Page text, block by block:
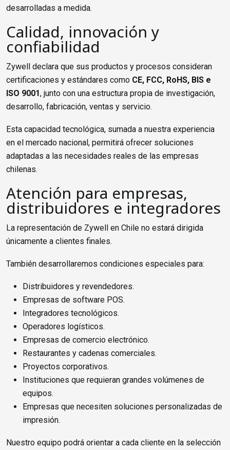
desarrolladas a medida.
Calidad, innovación y
confiabilidad
Zywell declara que sus productos y procesos consideran
certificaciones y estándares como CE, FCC, RoHS, BIS e
ISO 9001, junto con una estructura propia de investigación,
desarrollo, fabricación, ventas y servicio.
Esta capacidad tecnológica, sumada a nuestra experiencia
en el mercado nacional, permitirá ofrecer soluciones
adaptadas a las necesidades reales de las empresas
chilenas.
Atención para empresas,
distribuidores e integradores
La representación de Zywell en Chile no estará dirigida
únicamente a clientes finales.
También desarrollaremos condiciones especiales para:
Distribuidores y revendedores.
Empresas de software POS.
Integradores tecnológicos.
Operadores logísticos.
Empresas de comercio electrónico.
Restaurantes y cadenas comerciales.
Proyectos corporativos.
Instituciones que requieran grandes volúmenes de
equipos.
Empresas que necesiten soluciones personalizadas de
impresión.
Nuestro equipo podrá orientar a cada cliente en la selección